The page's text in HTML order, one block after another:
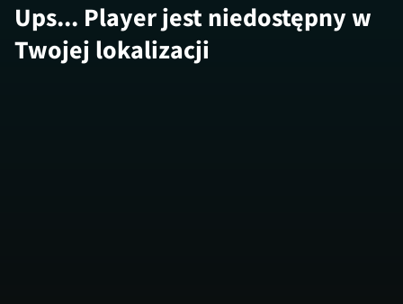
Ups... Player jest niedostępny w
Twojej lokalizacji